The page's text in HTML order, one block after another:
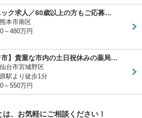
ック求人／60歳以上の方もご応募…
本市南区
～480万円
市】貴重な市内の土日祝休みの薬局…
台市宮城野区
駅より徒歩1分
～550万円
、お気軽にご相談ください！